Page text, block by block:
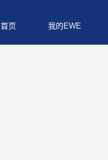
首页 我的EWE